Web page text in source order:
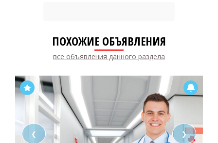
ПОХОЖИЕ ОБЪЯВЛЕНИЯ
все объявления данного раздела
❮ ❯